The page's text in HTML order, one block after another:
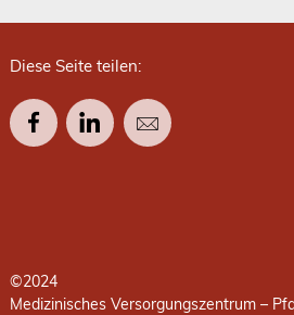
Diese Seite teilen:
©2024
Medizinisches Versorgungszentrum –